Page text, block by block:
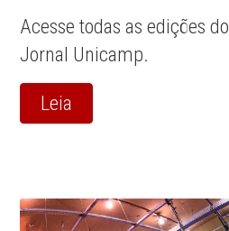
Acesse todas as edições do
Jornal Unicamp.
Leia